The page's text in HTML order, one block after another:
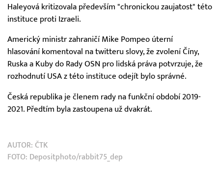
Haleyová kritizovala především "chronickou zaujatost" této
instituce proti Izraeli.
Americký ministr zahraničí Mike Pompeo úterní
hlasování komentoval na twitteru slovy, že zvolení Číny,
Ruska a Kuby do Rady OSN pro lidská práva potvrzuje, že
rozhodnutí USA z této instituce odejít bylo správné.
Česká republika je členem rady na funkční období 2019-
2021. Předtím byla zastoupena už dvakrát.
AUTOR: ČTK
FOTO: Depositphoto/rabbit75_dep